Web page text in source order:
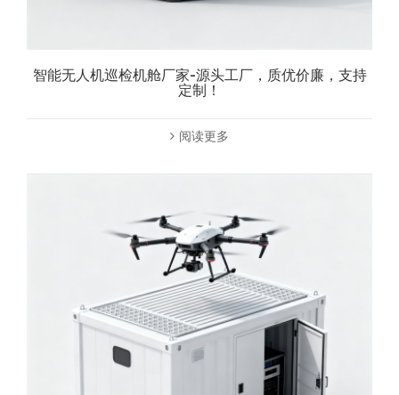
智能无人机巡检机舱厂家-源头工厂，质优价廉，支持
定制！
阅读更多